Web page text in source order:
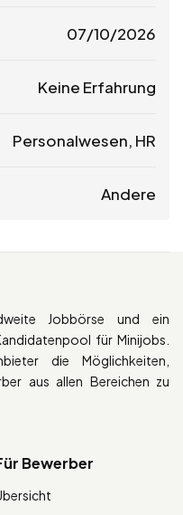
07/10/2026
Keine Erfahrung
Personalwesen, HR
Andere
Jobbörse und ein
für Minijobs.
die Möglichkeiten,
aus allen Bereichen zu
Bewerber